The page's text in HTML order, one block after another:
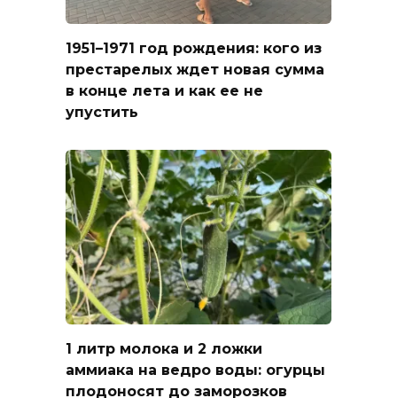
1951–1971 год рождения: кого из
престарелых ждет новая сумма
в конце лета и как ее не
упустить
1 литр молока и 2 ложки
аммиака на ведро воды: огурцы
плодоносят до заморозков